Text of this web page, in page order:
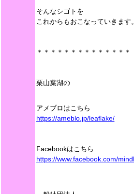
そんなシゴトを
これからもおこなっていきます。
＊＊＊＊＊＊＊＊＊＊＊＊＊＊
栗山葉湖の
アメブロはこちら
https://ameblo.jp/leaflake/
Facebookはこちら
https://www.facebook.com/